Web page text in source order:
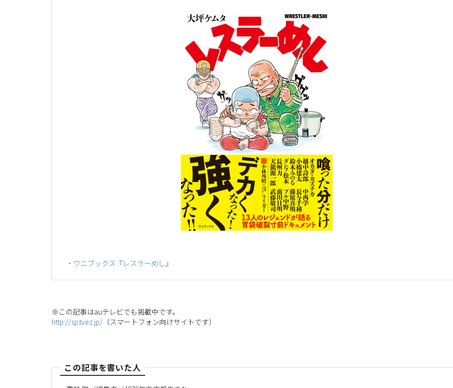
・ワニブックス『レスラーめし』
※この記事はauテレビでも掲載中です。
http://sp.tvez.jp/ （スマートフォン向けサイトです）
この記事を書いた人